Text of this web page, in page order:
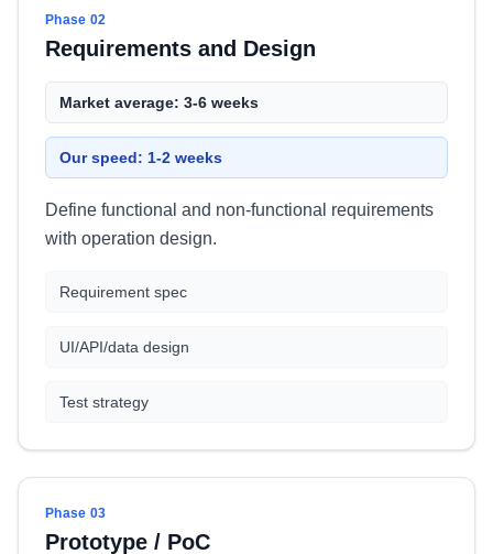
Phase 02
Requirements and Design
Market average: 3-6 weeks
Our speed: 1-2 weeks
Define functional and non-functional requirements
with operation design.
Requirement spec
UI/API/data design
Test strategy
Phase 03
Prototype / PoC